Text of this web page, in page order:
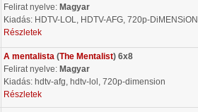
Felirat nyelve: Magyar
Kiadás: HDTV-LOL, HDTV-AFG, 720p-DiMENSiON
Részletek
A mentalista (The Mentalist) 6x8
Felirat nyelve: Magyar
Kiadás: hdtv-afg, hdtv-lol, 720p-dimension
Részletek